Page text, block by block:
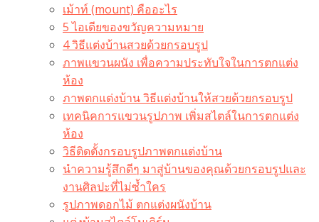
เม้าท์ (mount) คืออะไร​
5 ไอเดียของขวัญความหมาย
4 วิธีแต่งบ้านสวยด้วยกรอบรูป
ภาพแขวนผนัง เพื่อความประทับใจในการตกแต่ง
ห้อง
ภาพตกแต่งบ้าน วิธีแต่งบ้านให้สวยด้วยกรอบรูป
เทคนิคการแขวนรูปภาพ เพิ่มสไตล์ในการตกแต่ง
ห้อง
วิธีติดตั้งกรอบรูปภาพตกแต่งบ้าน
นำความรู้สึกดีๆ มาสู่บ้านของคุณด้วยกรอบรูปและ
งานศิลปะที่ไม่ซ้ำใคร
รูปภาพดอกไม้ ตกแต่งผนังบ้าน